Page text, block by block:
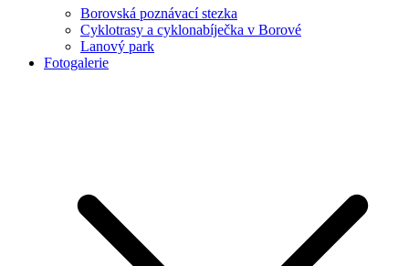
Borovská poznávací stezka
Cyklotrasy a cyklonabíječka v Borové
Lanový park
Fotogalerie